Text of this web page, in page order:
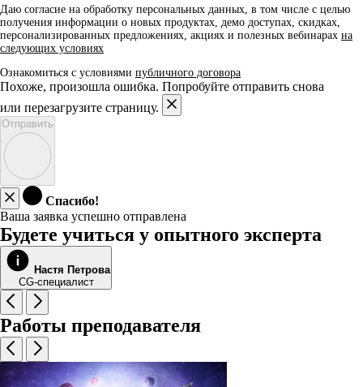
Даю согласие на обработку персональных данных, в том числе с целью
получения информации о новых продуктах, демо доступах, скидках,
персонализированных предложениях, акциях и полезных вебинарах на
следующих условиях
Ознакомиться с условиями публичного договора
Похоже, произошла ошибка. Попробуйте отправить снова
или перезагрузите страницу.
Отправить
Спасибо!
Ваша заявка успешно отправлена
Будете учиться у опытного эксперта
Настя Петрова
CG-специалист
Работы преподавателя